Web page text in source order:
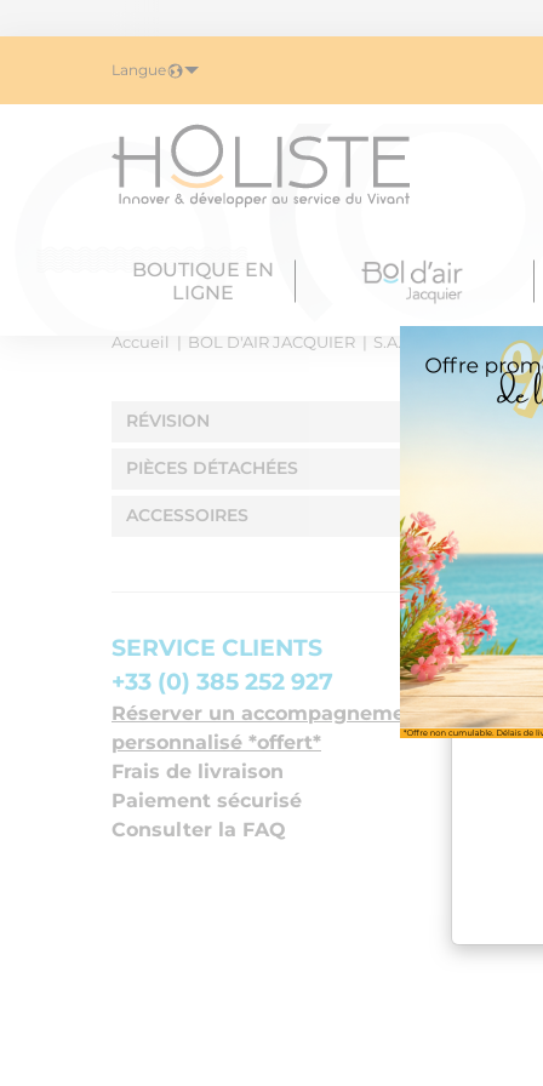
Langue
BOUTIQUE EN
LIGNE
Accueil BOL D'AIR JACQUIER S.A.V & ACCESSOIRES
RÉVISION
PIÈCES DÉTACHÉES
ACCESSOIRES
SERVICE CLIENTS
+33 (0) 385 252 927
Réserver un accompagnement
personnalisé *offert*
Frais de livraison
Paiement sécurisé
Consulter la FAQ